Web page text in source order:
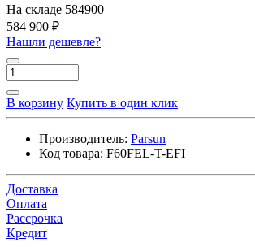
На складе 584900
584 900 ₽
Нашли дешевле?
В корзину Купить в один клик
Производитель: Parsun
Код товара: F60FEL-T-EFI
Доставка
Оплата
Рассрочка
Кредит